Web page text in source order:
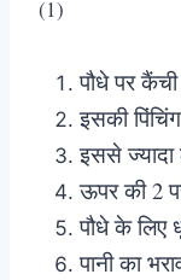
पौधे पर
इसकी
इससे ज्यादा
ऊपर की 2
पौधे के लिए
पानी का